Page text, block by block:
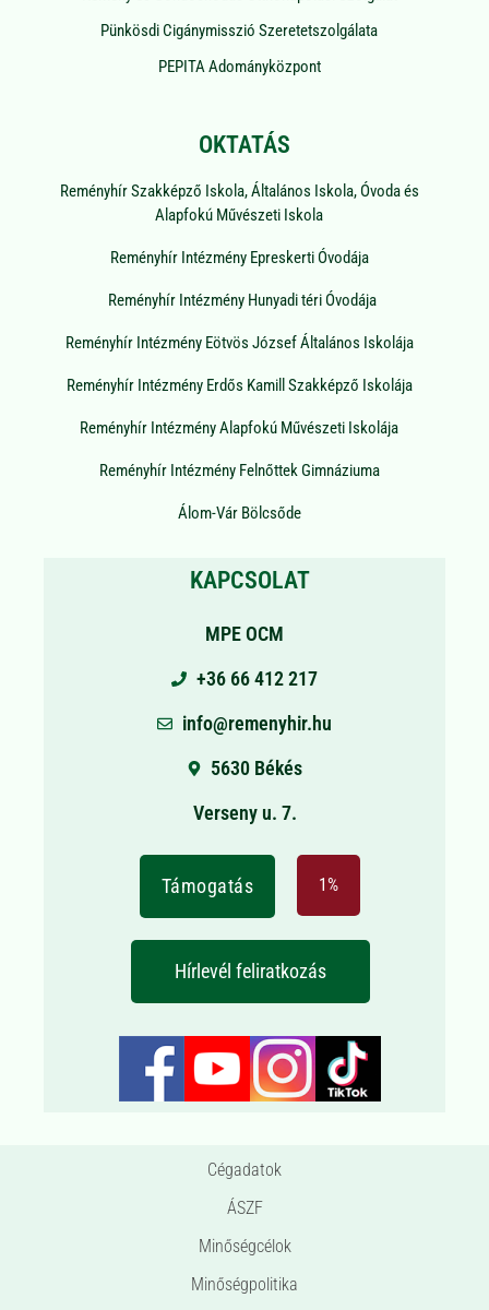
Pünkösdi Cigánymisszió Szeretetszolgálata
PEPITA Adományközpont
OKTATÁS
Reményhír Szakképző Iskola, Általános Iskola, Óvoda és
Alapfokú Művészeti Iskola
Reményhír Intézmény Epreskerti Óvodája
Reményhír Intézmény Hunyadi téri Óvodája
Reményhír Intézmény Eötvös József Általános Iskolája
Reményhír Intézmény Erdős Kamill Szakképző Iskolája
Reményhír Intézmény Alapfokú Művészeti Iskolája
Reményhír Intézmény Felnőttek Gimnáziuma
Álom-Vár Bölcsőde
KAPCSOLAT
MPE OCM
+36 66 412 217
info@remenyhir.hu
5630 Békés
Verseny u. 7.
Támogatás 1%
Hírlevél feliratkozás
Cégadatok
ÁSZF
Minőségcélok
Minőségpolitika